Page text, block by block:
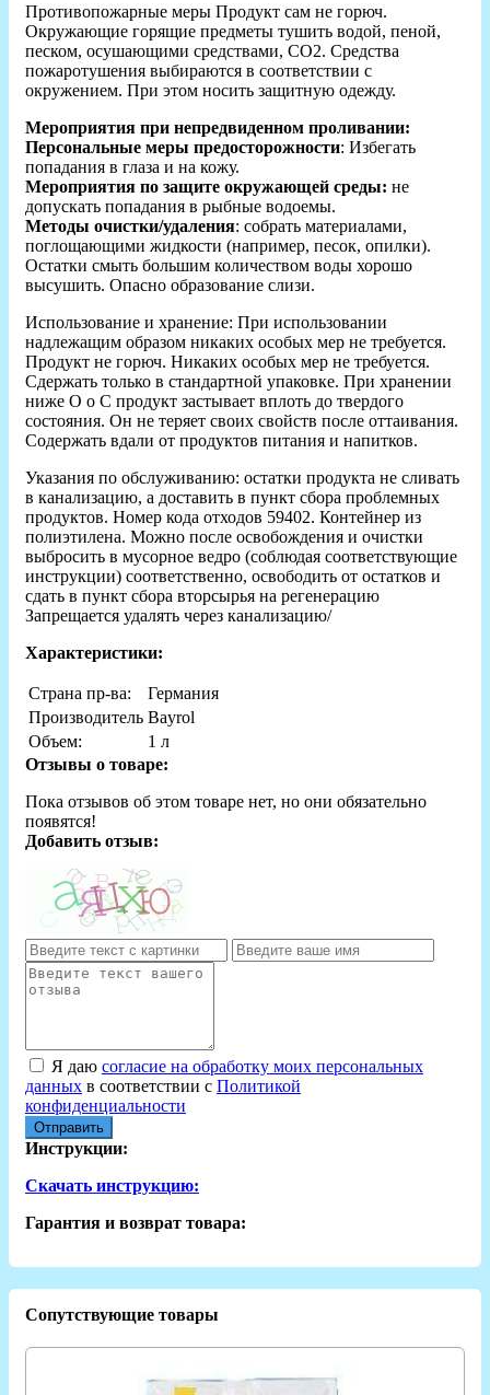
Противопожарные меры Продукт сам не горюч.
Окружающие горящие предметы тушить водой, пеной,
песком, осушающими средствами, СО2. Средства
пожаротушения выбираются в соответствии с
окружением. При этом носить защитную одежду.
Мероприятия при непредвиденном проливании:
Персональные меры предосторожности: Избегать
попадания в глаза и на кожу.
Мероприятия по защите окружающей среды: не
допускать попадания в рыбные водоемы.
Методы очистки/удаления: собрать материалами,
поглощающими жидкости (например, песок, опилки).
Остатки смыть большим количеством воды хорошо
высушить. Опасно образование слизи.
Использование и хранение: При использовании
надлежащим образом никаких особых мер не требуется.
Продукт не горюч. Никаких особых мер не требуется.
Сдержать только в стандартной упаковке. При хранении
ниже О о С продукт застывает вплоть до твердого
состояния. Он не теряет своих свойств после оттаивания.
Содержать вдали от продуктов питания и напитков.
Указания по обслуживанию: остатки продукта не сливать
в канализацию, а доставить в пункт сбора проблемных
продуктов. Номер кода отходов 59402. Контейнер из
полиэтилена. Можно после освобождения и очистки
выбросить в мусорное ведро (соблюдая соответствующие
инструкции) соответственно, освободить от остатков и
сдать в пункт сбора вторсырья на регенерацию
Запрещается удалять через канализацию/
Характеристики:
Страна пр-ва:
Германия
Производитель Bayrol
Объем:
1 л
Отзывы о товаре:
Пока отзывов об этом товаре нет, но они обязательно
появятся!
Добавить отзыв:
Я даю согласие на обработку моих персональных
данных в соответствии с Политикой
конфиденциальности
Отправить
Инструкции:
Скачать инструкцию:
Гарантия и возврат товара:
Сопутствующие товары